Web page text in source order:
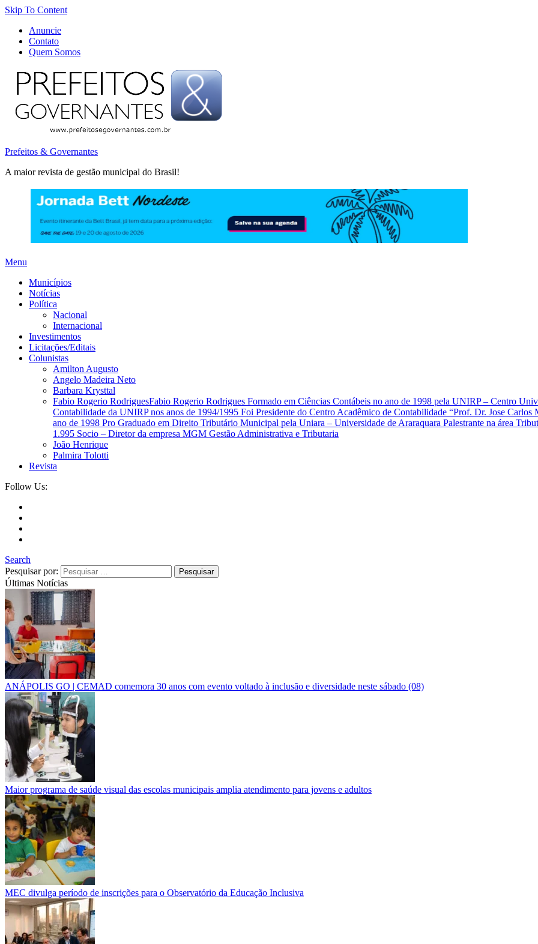
Skip To Content
Anuncie
Contato
Quem Somos
Prefeitos & Governantes
A maior revista de gestão municipal do Brasil!
Menu
Municípios
Notícias
Política
Nacional
Internacional
Investimentos
Licitações/Editais
Colunistas
Amilton Augusto
Angelo Madeira Neto
Barbara Krysttal
Fabio Rogerio RodriguesFabio Rogerio Rodrigues Formado em Ciências Contábeis no ano de 1998 pela UNIRP – Centro
Contabilidade da UNIRP nos anos de 1994/1995 Foi Presidente do Centro Acadêmico de Contabilidade “Prof. Dr. Jose
ano de 1998 Pro Graduado em Direito Tributário Municipal pela Uniara – Universidade de Araraquara Palestrante na área
1.995 Socio – Diretor da empresa MGM Gestão Administrativa e Tributaria
João Henrique​
Palmira Tolotti​
Revista
Follow Us:
Search
Pesquisar por:
Últimas Notícias
ANÁPOLIS GO | CEMAD comemora 30 anos com evento voltado à inclusão e diversidade neste sábado (08)
Maior programa de saúde visual das escolas municipais amplia atendimento para jovens e adultos
MEC divulga período de inscrições para o Observatório da Educação Inclusiva